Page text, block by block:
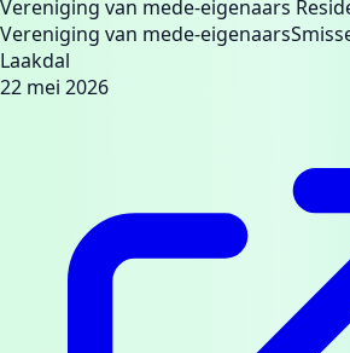
Vereniging van mede-eigenaars
Vereniging van mede-eigenaars
Laakdal
22 mei 2026